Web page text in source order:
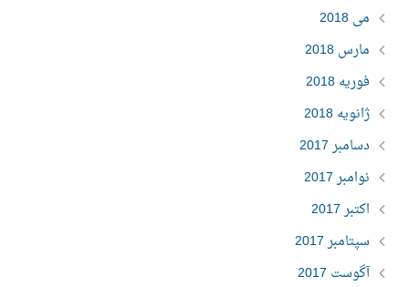
می 2018
مارس 2018
فوریه 2018
ژانویه 2018
دسامبر 2017
نوامبر 2017
اکتبر 2017
سپتامبر 2017
آگوست 2017